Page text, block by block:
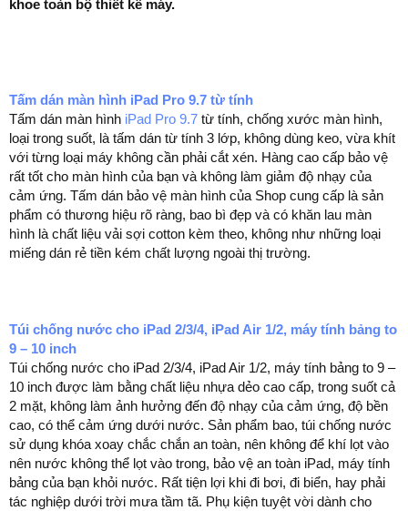
khoe toàn bộ thiết kế máy.
Tấm dán màn hình iPad Pro 9.7 từ tính
Tấm dán màn hình iPad Pro 9.7 từ tính, chống xước màn hình,
loại trong suốt, là tấm dán từ tính 3 lớp, không dùng keo, vừa khít
với từng loại máy không cần phải cắt xén. Hàng cao cấp bảo vệ
rất tốt cho màn hình của bạn và không làm giảm độ nhạy của
cảm ứng. Tấm dán bảo vệ màn hình của Shop cung cấp là sản
phẩm có thương hiệu rõ ràng, bao bì đẹp và có khăn lau màn
hình là chất liệu vải sợi cotton kèm theo, không như những loại
miếng dán rẻ tiền kém chất lượng ngoài thị trường.
Túi chống nước cho iPad 2/3/4, iPad Air 1/2, máy tính bảng to
9 – 10 inch
Túi chống nước cho iPad 2/3/4, iPad Air 1/2, máy tính bảng to 9 –
10 inch được làm bằng chất liệu nhựa dẻo cao cấp, trong suốt cả
2 mặt, không làm ảnh hưởng đến độ nhạy của cảm ứng, độ bền
cao, có thể cảm ứng dưới nước. Sản phẩm bao, túi chống nước
sử dụng khóa xoay chắc chắn an toàn, nên không để khí lọt vào
nên nước không thể lọt vào trong, bảo vệ an toàn iPad, máy tính
bảng của bạn khỏi nước. Rất tiện lợi khi đi bơi, đi biển, hay phải
tác nghiệp dưới trời mưa tầm tã. Phụ kiện tuyệt vời dành cho